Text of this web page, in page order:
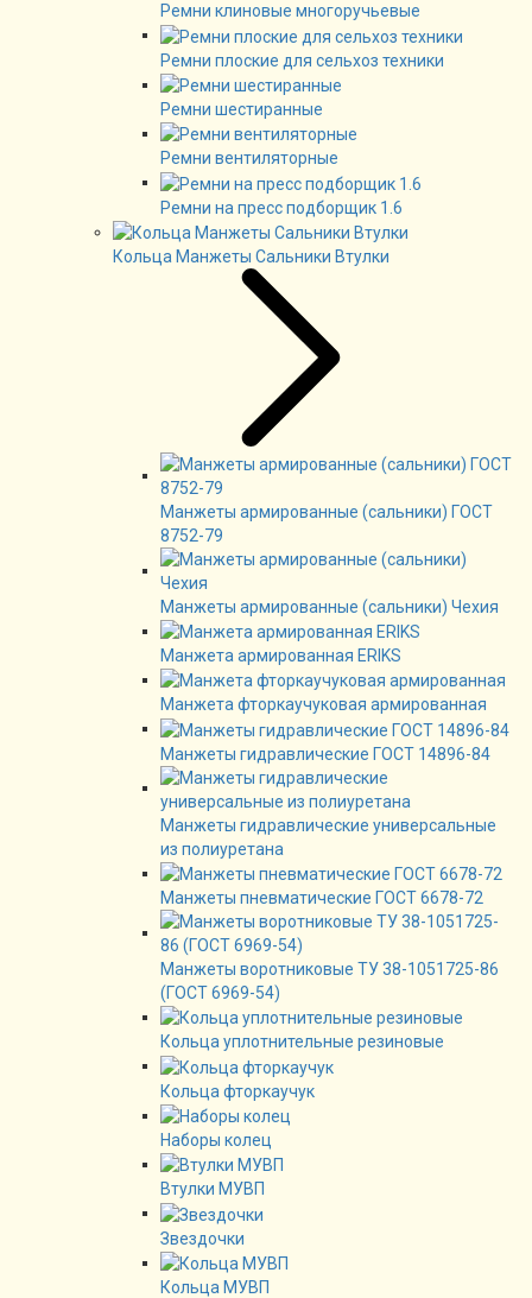
Ремни клиновые многоручьевые
Ремни плоские для сельхоз техники
Ремни шестиранные
Ремни вентиляторные
Ремни на пресс подборщик 1.6
Кольца Манжеты Сальники Втулки
Манжеты армированные (сальники) ГОСТ
8752-79
Манжеты армированные (сальники) Чехия
Манжета армированная ERIKS
Манжета фторкаучуковая армированная
Манжеты гидравлические ГОСТ 14896-84
Манжеты гидравлические универсальные
из полиуретана
Манжеты пневматические ГОСТ 6678-72
Манжеты воротниковые ТУ 38-1051725-86
(ГОСТ 6969-54)
Кольца уплотнительные резиновые
Кольца фторкаучук
Наборы колец
Втулки МУВП
Звездочки
Кольца МУВП